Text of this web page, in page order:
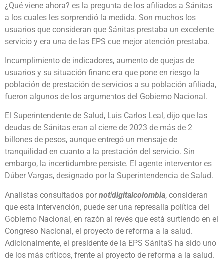
¿Qué viene ahora? es la pregunta de los afiliados a Sánitas
a los cuales les sorprendió la medida. Son muchos los
usuarios que consideran que Sánitas prestaba un excelente
servicio y era una de las EPS que mejor atención prestaba.
Incumplimiento de indicadores, aumento de quejas de
usuarios y su situación financiera que pone en riesgo la
población de prestación de servicios a su población afiliada,
fueron algunos de los argumentos del Gobierno Nacional.
El Superintendente de Salud, Luis Carlos Leal, dijo que las
deudas de Sánitas eran al cierre de 2023 de más de 2
billones de pesos, aunque entregó un mensaje de
tranquilidad en cuanto a la prestación del servicio. Sin
embargo, la incertidumbre persiste. El agente interventor es
Dúber Vargas, designado por la Superintendencia de Salud.
Analistas consultados por notidigitalcolombia, consideran
que esta intervención, puede ser una represalia política del
Gobierno Nacional, en razón al revés que está surtiendo en el
Congreso Nacional, el proyecto de reforma a la salud.
Adicionalmente, el presidente de la EPS SánitaS ha sido uno
de los más críticos, frente al proyecto de reforma a la salud.